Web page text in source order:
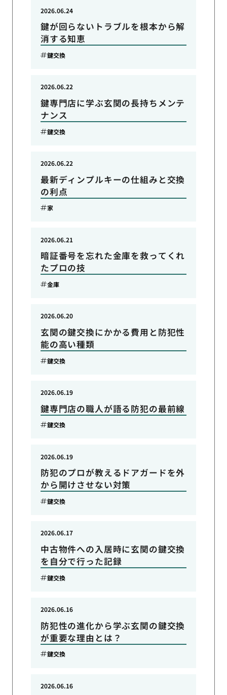
鍵が回らないトラブルを根本から解
消する知恵
2026.06.24
鍵交換
鍵専門店に学ぶ玄関の長持ちメンテ
ナンス
2026.06.22
鍵交換
最新ディンプルキーの仕組みと交換
の利点
2026.06.22
家
暗証番号を忘れた金庫を救ってくれ
たプロの技
2026.06.21
金庫
玄関の鍵交換にかかる費用と防犯性
能の高い種類
2026.06.20
鍵交換
鍵専門店の職人が語る防犯の最前線
2026.06.19
鍵交換
防犯のプロが教えるドアガードを外
から開けさせない対策
2026.06.19
鍵交換
中古物件への入居時に玄関の鍵交換
を自分で行った記録
2026.06.17
鍵交換
防犯性の進化から学ぶ玄関の鍵交換
が重要な理由とは？
2026.06.16
鍵交換
2026.06.16